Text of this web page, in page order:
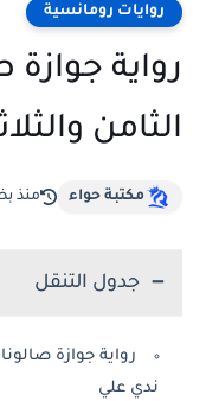
روايات رومانسية
رواية
الثامن والثلاثون 38 بقلم
مكتبة حواء منذ
جدول التنقل
ندي علي